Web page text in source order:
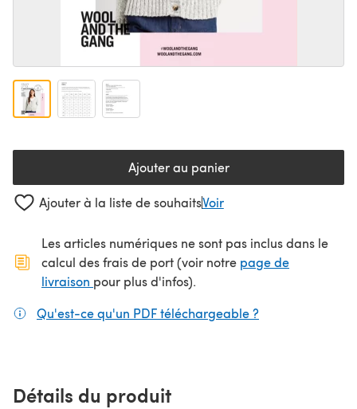
Ajouter au panier
Ajouter à la liste de souhaitsVoir
Les articles numériques ne sont pas inclus dans le
calcul des frais de port (voir notre page de
livraison (s'ouvre dans un nouvel onglet)
pour plus d'infos).
Qu'est-ce qu'un PDF téléchargeable ?
Détails du produit